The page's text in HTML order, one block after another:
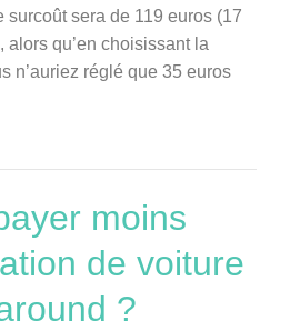
surcoût sera de 119 euros (17
qu’en choisissant la
n’auriez réglé que 35 euros
moins
de voiture
?